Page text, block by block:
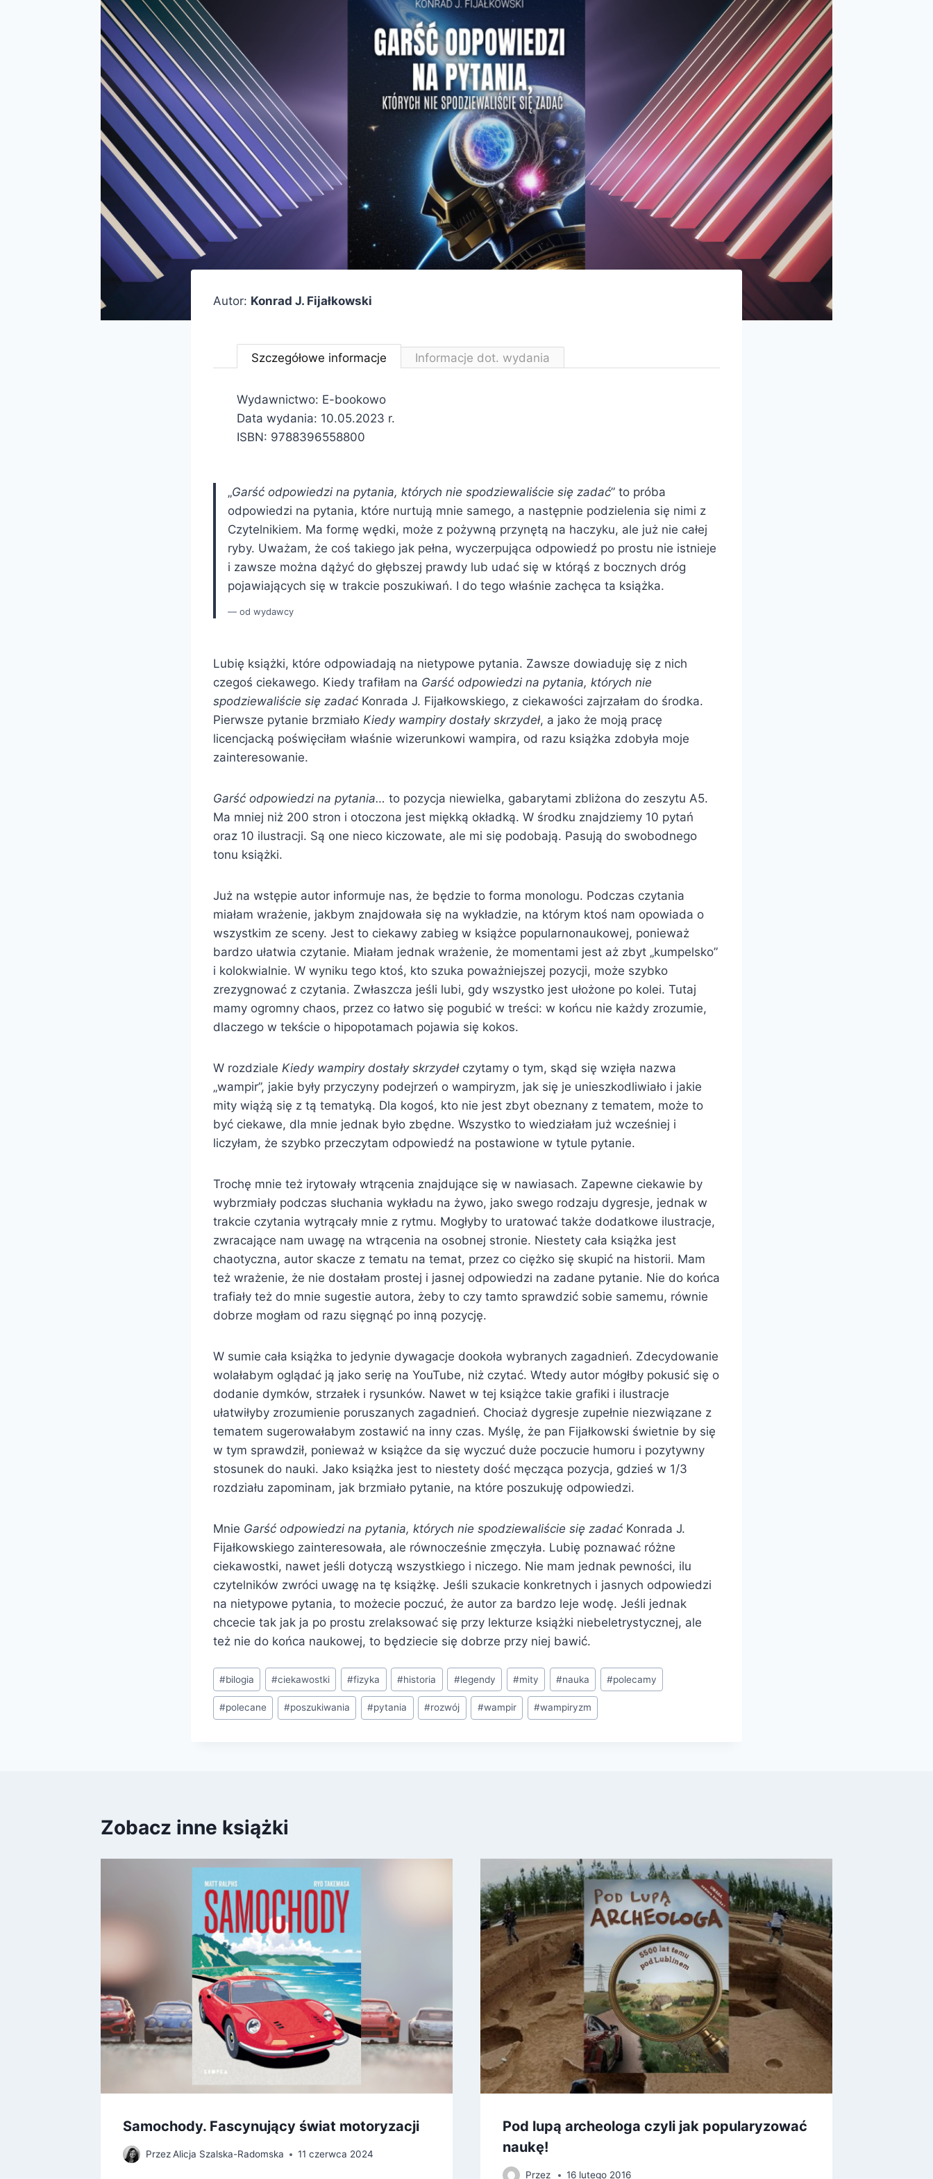
Autor: Konrad J. Fijałkowski
Szczegółowe informacje Informacje dot. wydania
Wydawnictwo: E-bookowo
Data wydania: 10.05.2023 r.
ISBN: 9788396558800
„Garść odpowiedzi na pytania, których nie spodziewaliście się zadać” to próba
odpowiedzi na pytania, które nurtują mnie samego, a następnie podzielenia się nimi z
Czytelnikiem. Ma formę wędki, może z pożywną przynętą na haczyku, ale już nie całej
ryby. Uważam, że coś takiego jak pełna, wyczerpująca odpowiedź po prostu nie istnieje
i zawsze można dążyć do głębszej prawdy lub udać się w którąś z bocznych dróg
pojawiających się w trakcie poszukiwań. I do tego właśnie zachęca ta książka.
od wydawcy
Lubię książki, które odpowiadają na nietypowe pytania. Zawsze dowiaduję się z nich
czegoś ciekawego. Kiedy trafiłam na Garść odpowiedzi na pytania, których nie
spodziewaliście się zadać Konrada J. Fijałkowskiego, z ciekawości zajrzałam do środka.
Pierwsze pytanie brzmiało Kiedy wampiry dostały skrzydeł, a jako że moją pracę
licencjacką poświęciłam właśnie wizerunkowi wampira, od razu książka zdobyła moje
zainteresowanie.
Garść odpowiedzi na pytania… to pozycja niewielka, gabarytami zbliżona do zeszytu A5.
Ma mniej niż 200 stron i otoczona jest miękką okładką. W środku znajdziemy 10 pytań
oraz 10 ilustracji. Są one nieco kiczowate, ale mi się podobają. Pasują do swobodnego
tonu książki.
Już na wstępie autor informuje nas, że będzie to forma monologu. Podczas czytania
miałam wrażenie, jakbym znajdowała się na wykładzie, na którym ktoś nam opowiada o
wszystkim ze sceny. Jest to ciekawy zabieg w książce popularnonaukowej, ponieważ
bardzo ułatwia czytanie. Miałam jednak wrażenie, że momentami jest aż zbyt „kumpelsko”
i kolokwialnie. W wyniku tego ktoś, kto szuka poważniejszej pozycji, może szybko
zrezygnować z czytania. Zwłaszcza jeśli lubi, gdy wszystko jest ułożone po kolei. Tutaj
mamy ogromny chaos, przez co łatwo się pogubić w treści: w końcu nie każdy zrozumie,
dlaczego w tekście o hipopotamach pojawia się kokos.
W rozdziale Kiedy wampiry dostały skrzydełczytamy o tym, skąd się wzięła nazwa
„wampir”, jakie były przyczyny podejrzeń o wampiryzm, jak się je unieszkodliwiało i jakie
mity wiążą się z tą tematyką. Dla kogoś, kto nie jest zbyt obeznany z tematem, może to
być ciekawe, dla mnie jednak było zbędne. Wszystko to wiedziałam już wcześniej i
liczyłam, że szybko przeczytam odpowiedź na postawione w tytule pytanie.
Trochę mnie też irytowały wtrącenia znajdujące się w nawiasach. Zapewne ciekawie by
wybrzmiały podczas słuchania wykładu na żywo, jako swego rodzaju dygresje, jednak w
trakcie czytania wytrącały mnie z rytmu. Mogłyby to uratować także dodatkowe ilustracje,
zwracające nam uwagę na wtrącenia na osobnej stronie. Niestety cała książka jest
chaotyczna, autor skacze z tematu na temat, przez co ciężko się skupić na historii. Mam
też wrażenie, że nie dostałam prostej i jasnej odpowiedzi na zadane pytanie. Nie do końca
trafiały też do mnie sugestie autora, żeby to czy tamto sprawdzić sobie samemu, równie
dobrze mogłam od razu sięgnąć po inną pozycję.
W sumie cała książka to jedynie dywagacje dookoła wybranych zagadnień. Zdecydowanie
wolałabym oglądać ją jako serię na YouTube, niż czytać. Wtedy autor mógłby pokusić się o
dodanie dymków, strzałek i rysunków. Nawet w tej książce takie grafiki i ilustracje
ułatwiłyby zrozumienie poruszanych zagadnień. Chociaż dygresje zupełnie niezwiązane z
tematem sugerowałabym zostawić na inny czas. Myślę, że pan Fijałkowski świetnie by się
w tym sprawdził, ponieważ w książce da się wyczuć duże poczucie humoru i pozytywny
stosunek do nauki. Jako książka jest to niestety dość męcząca pozycja, gdzieś w 1/3
rozdziału zapominam, jak brzmiało pytanie, na które poszukuję odpowiedzi.
Mnie Garść odpowiedzi na pytania, których nie spodziewaliście się zadać Konrada J.
Fijałkowskiego zainteresowała, ale równocześnie zmęczyła. Lubię poznawać różne
ciekawostki, nawet jeśli dotyczą wszystkiego i niczego. Nie mam jednak pewności, ilu
czytelników zwróci uwagę na tę książkę. Jeśli szukacie konkretnych i jasnych odpowiedzi
na nietypowe pytania, to możecie poczuć, że autor za bardzo leje wodę. Jeśli jednak
chcecie tak jak ja po prostu zrelaksować się przy lekturze książki niebeletrystycznej, ale
też nie do końca naukowej, to będziecie się dobrze przy niej bawić.
Tagi
wpisu:
#bilogia #ciekawostki #fizyka #historia #legendy #mity #nauka #polecamy
#polecane #poszukiwania #pytania #rozwój #wampir #wampiryzm
Zobacz inne książki
Samochody. Fascynujący świat motoryzacji
PrzezAlicja Szalska-Radomska 11 czerwca 2024
Pod lupą archeologa czyli jak popularyzować
naukę!
Przez 16 lutego 2016